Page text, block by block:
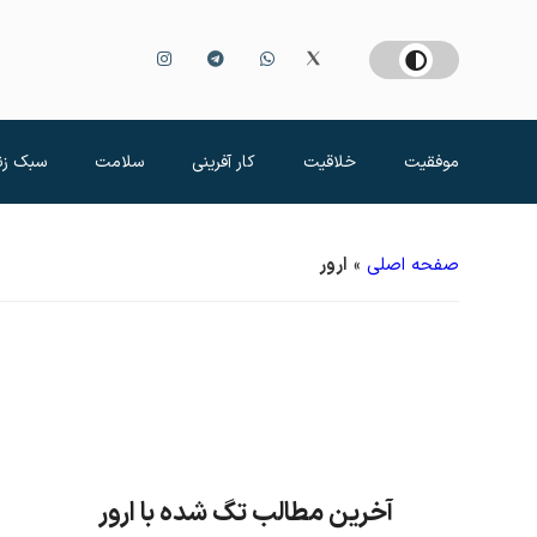
موفقیت خلاقیت کار آفرینی سلامت سبک
صفحه اصلی » ارور
آخرین مطالب تگ شده با ارور